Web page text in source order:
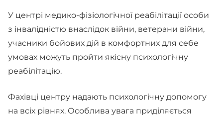
У центрі медико-фізіологічної реабілітації особи
з інвалідністю внаслідок війни, ветерани війни,
учасники бойових дій в комфортних для себе
умовах можуть пройти якісну психологічну
реабілітацію.
Фахівці центру надають психологічну допомогу
на всіх рівнях. Особлива увага приділяється